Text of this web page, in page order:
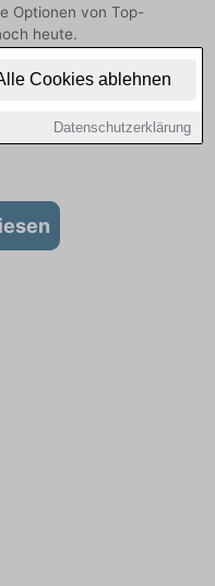
Cookies ablehnen
Datenschutzerklärung
Optionen von Top-
heute.
Bahn: Aktuell
für Ausbildung